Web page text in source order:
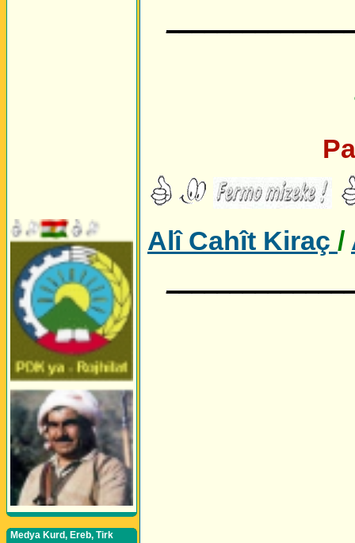
Medya Kurd, Ereb, Tirk
Alî Cahît Kiraç /